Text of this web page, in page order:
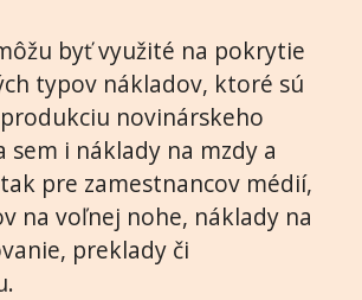
byť využité na pokrytie
typov nákladov, ktoré sú
novinárskeho
sem i náklady na mzdy a
pre zamestnancov médií,
na voľnej nohe, náklady na
preklady či